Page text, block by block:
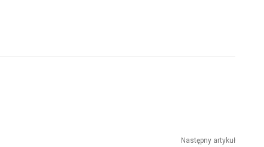
Następny artykuł